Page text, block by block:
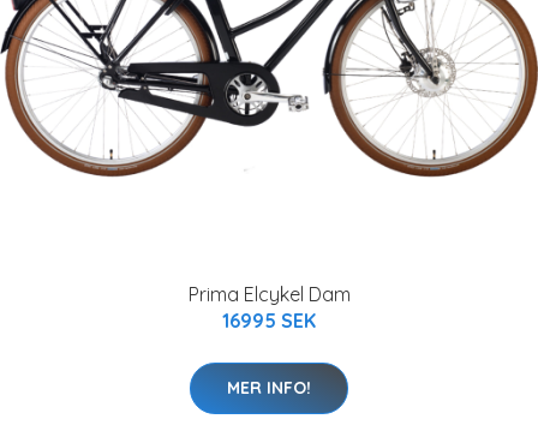
Prima Elcykel Dam
16995 SEK
MER INFO!